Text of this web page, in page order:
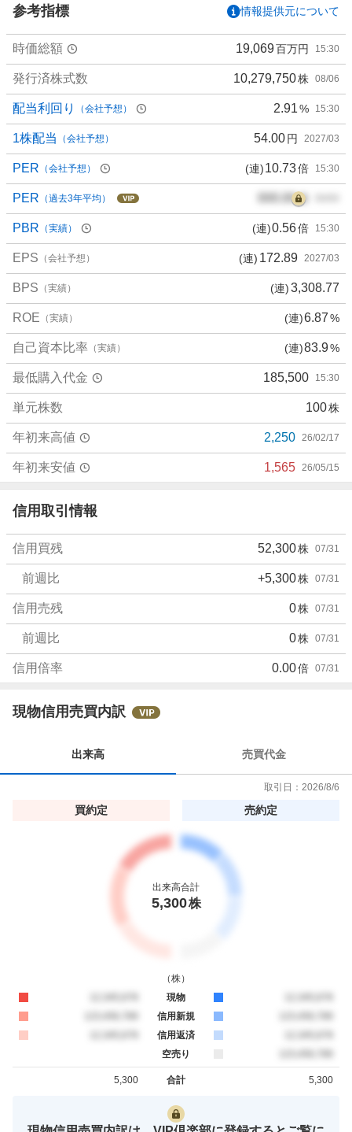
参考指標 情報提供元について
時価総額 19,069百万円 15:30
発行済株式数 10,279,750株 08/06
配当利回り （会社予想） 2.91% 15:30
1株配当 （会社予想） 54.00円 2027/03
PER （会社予想） (連)10.73倍 15:30
PER （過去3年平均） 000.00倍
PBR （実績） (連)0.56倍 15:30
EPS （会社予想） (連) 172.89 2027/03
BPS （実績） (連)3,308.77
ROE （実績） (連)6.87%
自己資本比率 （実績） (連)83.9%
最低購入代金 185,500 15:30
単元株数 100株
年初来高値 2,250 26/02/17
年初来安値 1,565 26/05/15
信用取引情報
信用買残 52,300株 07/31
前週比 +5,300株 07/31
信用売残 0株 07/31
前週比 0株 07/31
信用倍率 0.00倍 07/31
現物信用売買内訳
出来高 売買代金
取引日： 2026/8/6
買約定 売約定
出来高合計
5,300株
（株）
現物
信用新規
信用返済
空売り
合計
5,300 5,300